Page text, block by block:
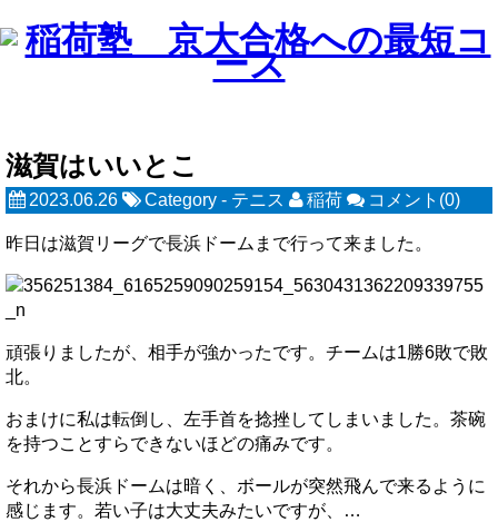
滋賀はいいとこ
2023.06.26 Category - テニス 稲荷 コメント(0)
昨日は滋賀リーグで長浜ドームまで行って来ました。
頑張りましたが、相手が強かったです。チームは1勝6敗で敗
北。
おまけに私は転倒し、左手首を捻挫してしまいました。茶碗
を持つことすらできないほどの痛みです。
それから長浜ドームは暗く、ボールが突然飛んで来るように
感じます。若い子は大丈夫みたいですが、…